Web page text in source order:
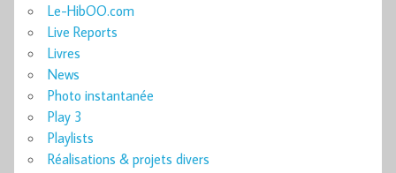
Le-HibOO.com
Live Reports
Livres
News
Photo instantanée
Play 3
Playlists
Réalisations & projets divers